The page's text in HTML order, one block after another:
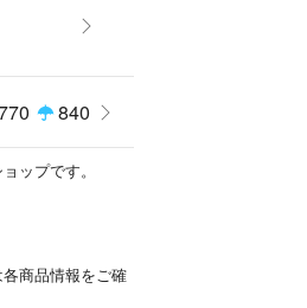
840
ップです。
商品情報をご確